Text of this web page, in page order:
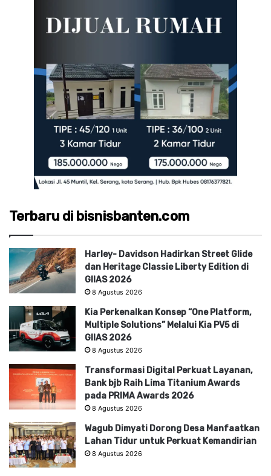
Terbaru di bisnisbanten.com
Harley- Davidson Hadirkan Street Glide
dan Heritage Classie Liberty Edition di
GIIAS 2026
8 Agustus 2026
Kia Perkenalkan Konsep “One Platform,
Multiple Solutions” Melalui Kia PV5 di
GIIAS 2026
8 Agustus 2026
Transformasi Digital Perkuat Layanan,
Bank bjb Raih Lima Titanium Awards
pada PRIMA Awards 2026
8 Agustus 2026
Wagub Dimyati Dorong Desa Manfaatkan
Lahan Tidur untuk Perkuat Kemandirian
8 Agustus 2026